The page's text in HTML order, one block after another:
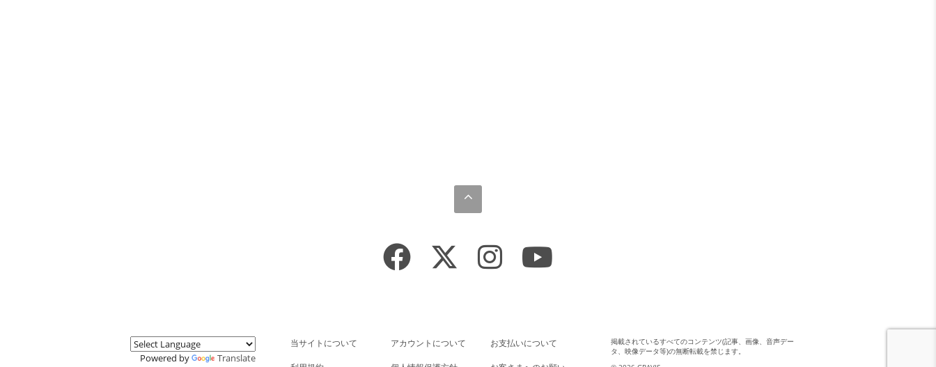
Powered by Translate
当サイトについて アカウントについて お支払いについて
掲載されているすべてのコンテンツ(記事、画像、音声デー
タ、映像データ等)の無断転載を禁じます。